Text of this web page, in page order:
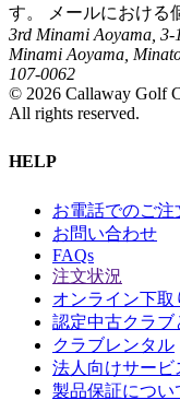
す。 メールにおける
3rd Minami Aoyama, 3-
Minami Aoyama,
107-0062
© 2026 Callaway Golf
All rights reserved.
HELP
お電話でのご注
お問い合わせ
FAQs
注文状況
オンライン下取
認定中古クラブ
クラブレンタル
法人向けサービ
製品保証につい